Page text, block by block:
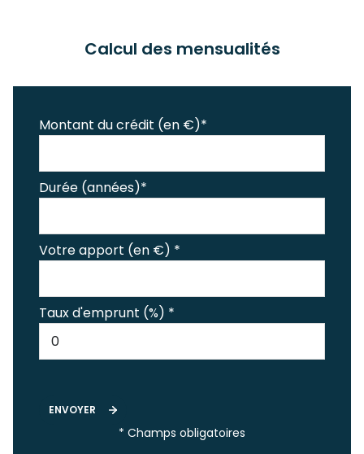
Calcul des mensualités
Montant du crédit (en €)*
Durée (années)*
Votre apport (en €) *
Taux d'emprunt (%) *
ENVOYER
* Champs obligatoires